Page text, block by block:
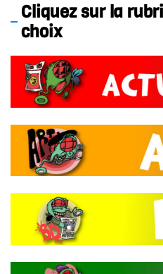
Cliquez sur la
choix